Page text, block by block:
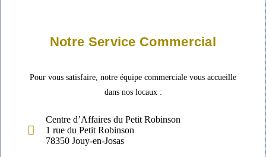
Notre Service Commercial
Pour vous satisfaire, notre équipe commerciale vous accueille
dans nos locaux :
Centre d’Affaires du Petit Robinson
1 rue du Petit Robinson
78350 Jouy-en-Josas